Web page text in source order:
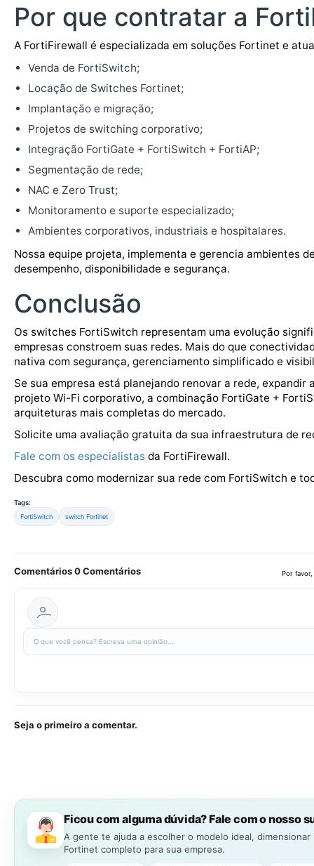
Por que contratar a
A FortiFirewall é especializada em soluções Fortinet e
Venda de FortiSwitch;
Locação de Switches Fortinet;
Implantação e migração;
Projetos de switching corporativo;
Integração FortiGate + FortiSwitch + FortiAP;
Segmentação de rede;
NAC e Zero Trust;
Monitoramento e suporte especializado;
Ambientes corporativos, industriais e hospitalares.
Nossa equipe projeta, implementa e gerencia ambientes
desempenho, disponibilidade e segurança.
Conclusão
Os switches FortiSwitch representam uma evolução
empresas constroem suas redes. Mais do que
nativa com segurança, gerenciamento simplificado e
Se sua empresa está planejando renovar a rede,
projeto Wi-Fi corporativo, a combinação FortiGate +
arquiteturas mais completas do mercado.
Solicite uma avaliação gratuita da sua infraestrutura de
Fale com os especialistas da FortiFirewall.
Descubra como modernizar sua rede com FortiSwitch e
Tags:
FortiSwitch
switch Fortinet
Comentários0 Comentários Por
Seja o primeiro a comentar.
Ficou com alguma dúvida? Fale com o nosso
A gente te ajuda a escolher o modelo ideal,
Fortinet completo para sua empresa.